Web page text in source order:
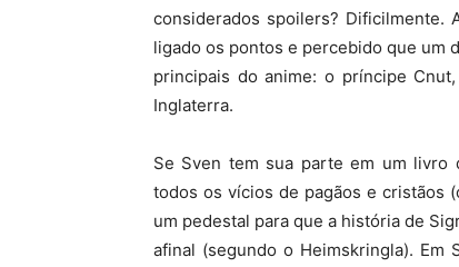
considerados spoilers? Dificilmente.
ligado os pontos e percebido que um
principais do anime: o príncipe
Inglaterra.
Se Sven tem sua parte em um livro
todos os vícios de pagãos e cristãos
um pedestal para que a história de
afinal (segundo o Heimskringla). Em